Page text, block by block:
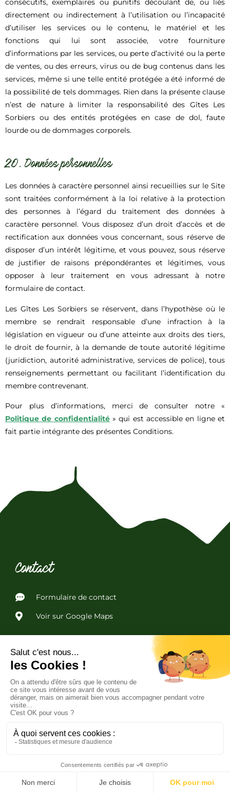
consécutifs, exemplaires ou punitifs découlant de, ou liés
directement ou indirectement à l’utilisation ou l’incapacité
d’utiliser les services ou le contenu, le matériel et les
fonctions qui lui sont associée, votre fourniture
d’informations par les services, ou perte d’activité ou la perte
de ventes, ou des erreurs, virus ou de bug contenus dans les
services, même si une telle entité protégée a été informé de
la possibilité de tels dommages. Rien dans la présente clause
n’est de nature à limiter la responsabilité des Gîtes Les
Sorbiers ou des entités protégées en case de dol, faute
lourde ou de dommages corporels.
20. Données personnelles
Les données à caractère personnel ainsi recueillies sur le Site
sont traitées conformément à la loi relative à la protection
des personnes à l’égard du traitement des données à
caractère personnel. Vous disposez d’un droit d’accès et de
rectification aux données vous concernant, sous réserve de
disposer d’un intérêt légitime, et vous pouvez, sous réserve
de justifier de raisons prépondérantes et légitimes, vous
opposer à leur traitement en vous adressant à notre
formulaire de contact.
Les Gîtes Les Sorbiers se réservent, dans l’hypothèse où le
membre se rendrait responsable d’une infraction à la
législation en vigueur ou d’une atteinte aux droits des tiers,
le droit de fournir, à la demande de toute autorité légitime
(juridiction, autorité administrative, services de police), tous
renseignements permettant ou facilitant l’identification du
membre contrevenant.
Pour plus d’informations, merci de consulter notre «
Politique de confidentialité» qui est accessible en ligne et
fait partie intégrante des présentes Conditions.
Contact
Formulaire de contact
Voir sur Google Maps
Liens utiles
Politique de confidentialité
Conditions Générales de Vente
Copyright © 2023 · Gîtes Les Sorbiers · Tous droits réservés